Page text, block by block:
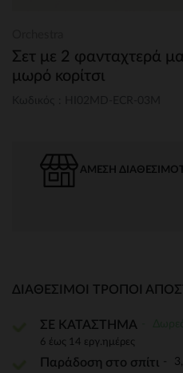
Σετ με 2 φανταχτερά
μωρό κορίτσι
ΆΜΕΣΗ
ΔΙΑΘΈΣΙΜΟΙ ΤΡΌΠΟΙ
ΣΕ ΚΑΤΑΣΤΗΜΑ
6 έως 14 εργ.ημέρες
Παράδοση στο σπίτι